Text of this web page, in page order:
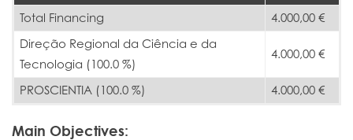
Total Financing
4.000,00 €
Direção Regional da Ciência e da
Tecnologia (100.0 %)
4.000,00 €
PROSCIENTIA (100.0 %) 4.000,00 €
Main Objectives: